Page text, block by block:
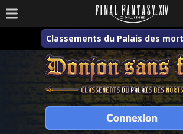
Classements du Palais des